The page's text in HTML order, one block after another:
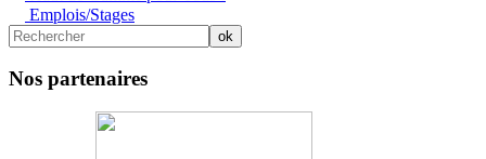
Emplois/Stages
Nos partenaires